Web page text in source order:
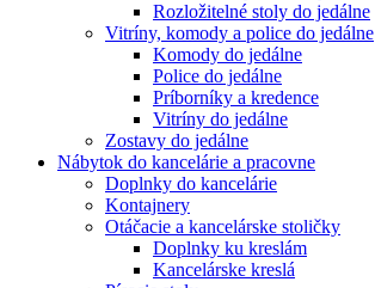
Rozložitelné stoly do jedálne
Vitríny, komody a police do jedálne
Komody do jedálne
Police do jedálne
Príborníky a kredence
Vitríny do jedálne
Zostavy do jedálne
Nábytok do kancelárie a pracovne
Doplnky do kancelárie
Kontajnery
Otáčacie a kancelárske stoličky
Doplnky ku kreslám
Kancelárske kreslá